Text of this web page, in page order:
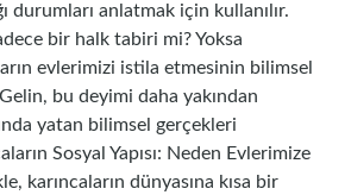
durumları anlatmak için kullanılır.
bir halk tabiri mi? Yoksa
evlerimizi istila etmesinin bilimsel
bu deyimi daha yakından
yatan bilimsel gerçekleri
Sosyal Yapısı: Neden Evlerimize
karıncaların dünyasına kısa bir